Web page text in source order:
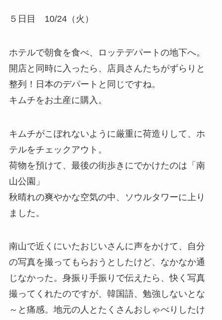
５日目 10/24（火）
ホテルで朝食を食べ、ロッテデパートの地下へ。
開店と同時に入ったら、店員さんたちがずらりと
整列！日本のデパートと同じですね。
キムチをお土産に購入。
キムチがこぼれないように厳重に荷造りして、ホ
テルをチェックアウト。
荷物を預けて、最後の街歩きにでかけたのは「南
山公園」
秋晴れの爽やかな空気の中、ソウルタワーに上り
ました。
南山で近くにいたおじいさんに声をかけて、自分
の写真を撮ってもらおうとしたけど、なかなか通
じなかった。身振り手振りで伝えたら、快く写真
撮ってくれたのですが、韓国語、勉強しないとな
～と痛感。地元の人とたくさんおしゃべりしたけ